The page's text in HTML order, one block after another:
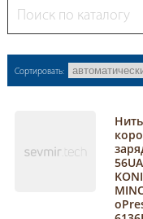
Сортировать:
Нить